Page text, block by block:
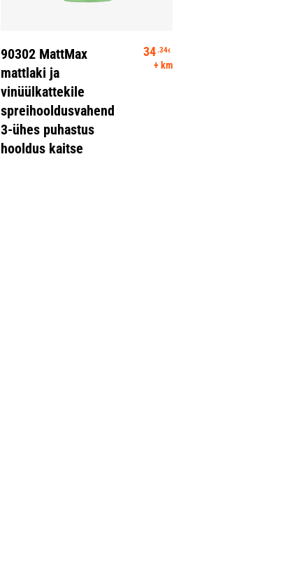
90302 MattMax
mattlaki ja
vinüülkattekile
spreihooldusvahend
3-ühes puhastus
hooldus kaitse
34.34€
+ km